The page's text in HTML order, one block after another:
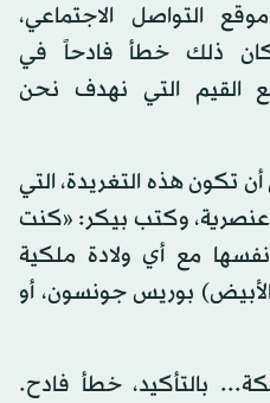
التواصل الاجتماعي،
ذلك خطأ فادحاً في
القيم التي نهدف نحن
تكون هذه التغريدة، التي
عنصرية، وكتب بيكر: «كنت
مع أي ولادة ملكية
بوريس جونسون، أو
بالتأكيد، خطأ فادح.